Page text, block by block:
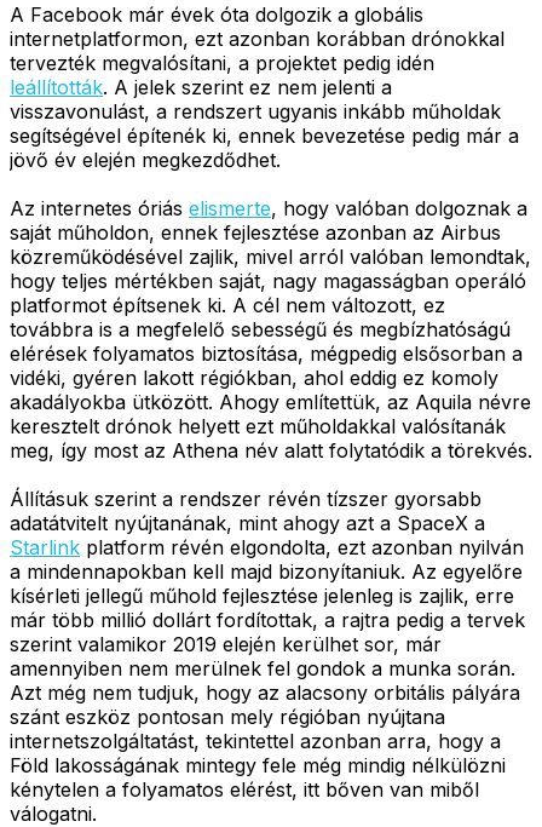
A Facebook már évek óta dolgozik a globális
internetplatformon, ezt azonban korábban drónokkal
tervezték megvalósítani, a projektet pedig idén
leállították. A jelek szerint ez nem jelenti a
visszavonulást, a rendszert ugyanis inkább műholdak
segítségével építenék ki, ennek bevezetése pedig már a
jövő év elején megkezdődhet.
Az internetes óriás elismerte, hogy valóban dolgoznak a
saját műholdon, ennek fejlesztése azonban az Airbus
közreműködésével zajlik, mivel arról valóban lemondtak,
hogy teljes mértékben saját, nagy magasságban operáló
platformot építsenek ki. A cél nem változott, ez
továbbra is a megfelelő sebességű és megbízhatóságú
elérések folyamatos biztosítása, mégpedig elsősorban a
vidéki, gyéren lakott régiókban, ahol eddig ez komoly
akadályokba ütközött. Ahogy említettük, az Aquila névre
keresztelt drónok helyett ezt műholdakkal valósítanák
meg, így most az Athena név alatt folytatódik a törekvés.
Állításuk szerint a rendszer révén tízszer gyorsabb
adatátvitelt nyújtanának, mint ahogy azt a SpaceX a
Starlink platform révén elgondolta, ezt azonban nyilván
a mindennapokban kell majd bizonyítaniuk. Az egyelőre
kísérleti jellegű műhold fejlesztése jelenleg is zajlik, erre
már több millió dollárt fordítottak, a rajtra pedig a tervek
szerint valamikor 2019 elején kerülhet sor, már
amennyiben nem merülnek fel gondok a munka során.
Azt még nem tudjuk, hogy az alacsony orbitális pályára
szánt eszköz pontosan mely régióban nyújtana
internetszolgáltatást, tekintettel azonban arra, hogy a
Föld lakosságának mintegy fele még mindig nélkülözni
kénytelen a folyamatos elérést, itt bőven van miből
válogatni.